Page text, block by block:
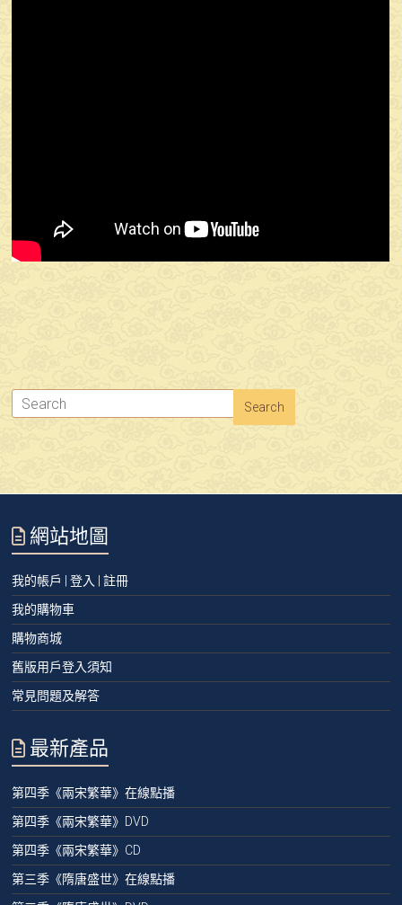
網站地圖
我的帳戶 | 登入 | 註冊
我的購物車
購物商城
舊版用戶登入須知
常見問題及解答
最新產品
第四季《兩宋繁華》在線點播
第四季《兩宋繁華》DVD
第四季《兩宋繁華》CD
第三季《隋唐盛世》在線點播